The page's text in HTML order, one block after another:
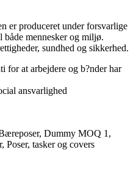
er produceret under forsvarlige
både mennesker og miljø.
sundhed og sikkerhed.
, Dummy MOQ 1 ,
, Poser, tasker og covers